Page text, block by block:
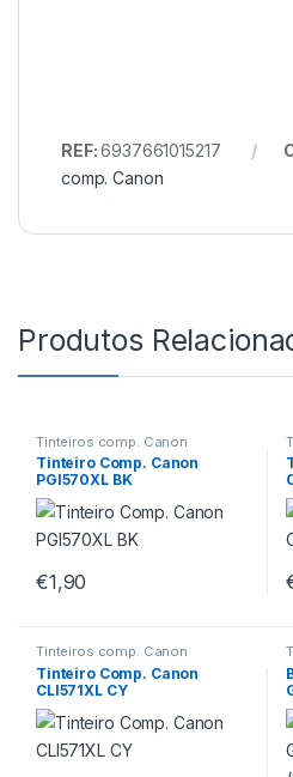
REF:6937661015217
comp. Canon
Produtos
Tinteiros comp. Canon
Tinteiro Comp. Canon
PGI570XL BK
€1,90
Tinteiros comp. Canon
Tinteiro Comp. Canon
CLI571XL CY